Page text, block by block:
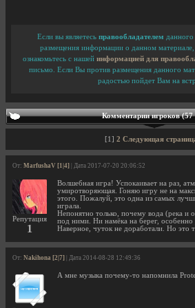
Если вы являетесь правообладателем
размещения информации о данном
ознакомьтесь с нашей информацией для
письмо. Если Вы против размещения данного
радостью пойдет Вам на
Комментарии игроков (57
[1] 2 Следующая
От: MarfushaV [1|4] | Дата 2017-07-20 20:06:52
Репутация
1
Волшебная игра! Успокаивает на раз,
умиротворяющая. Гоняю игру не на
этого. Пожалуй, это одна из самых
играла.
Непонятно только, почему вода (река и
под ними. Ни намёка на берег, особенно
Наверное, чуток не доработали. Но это
От: Nakihona [2|7] | Дата 2014-08-28 12:49:36
А мне музыка почему-то напомнила